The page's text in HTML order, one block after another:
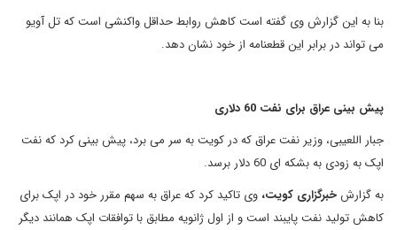
بنا به این گزارش وی گفته است کاهش روابط حداقل واکنشی است که تل آویو
می تواند در برابر این قطعنامه از خود نشان دهد.
پیش بینی عراق برای نفت 60 دلاری
جبار اللعیبی، وزیر نفت عراق که در کویت به سر می برد، پیش بینی کرد که نفت
اپک به زودی به بشکه ای 60 دلار برسد.
به گزارشخبرگزاری کویت، وی تاکید کرد که عراق به سهم مقرر خود در اپک برای
کاهش تولید نفت پایبند است و از اول ژانویه مطابق با توافقات اپک همانند دیگر